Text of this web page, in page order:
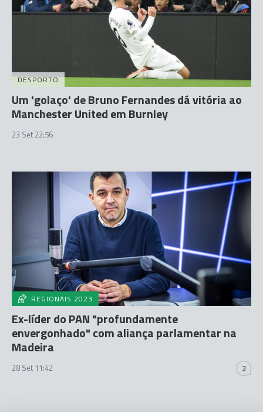
DESPORTO
Um 'golaço' de Bruno Fernandes dá vitória ao
Manchester United em Burnley
23 Set 22:56
REGIONAIS 2023
Ex-líder do PAN "profundamente
envergonhado" com aliança parlamentar na
Madeira
28 Set 11:42 2